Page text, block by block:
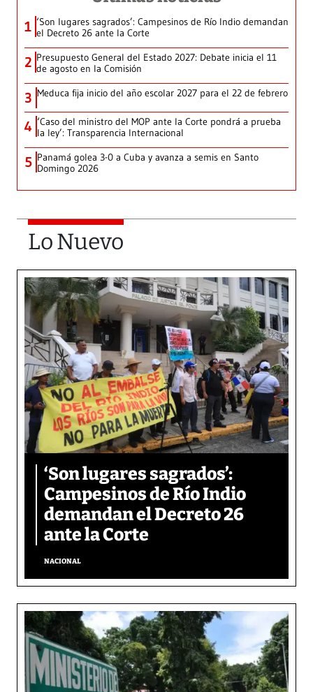
1 ‘Son lugares sagrados’: Campesinos de Río Indio demandan
el Decreto 26 ante la Corte
2 Presupuesto General del Estado 2027: Debate inicia el 11
de agosto en la Comisión
3 Meduca fija inicio del año escolar 2027 para el 22 de febrero
4 ‘Caso del ministro del MOP ante la Corte pondrá a prueba
la ley’: Transparencia Internacional
5 Panamá golea 3-0 a Cuba y avanza a semis en Santo
Domingo 2026
Lo Nuevo
‘Son lugares sagrados’:
Campesinos de Río Indio
demandan el Decreto 26
ante la Corte
NACIONAL